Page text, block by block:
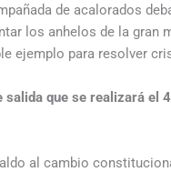
de acalorados
los anhelos de la gran
ejemplo para resolver
salida que se realizará el
al cambio